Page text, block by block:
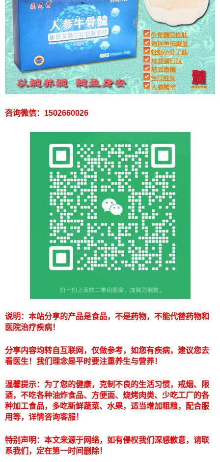
咨询微信：1502660026
说明：本站分享的产品是食品，不是药物，不能代替药物和
医院治疗疾病！
分享内容均转自互联网，仅做参考，如您有疾病，建议您去
看医生！我们理念是平时要注重养生与营养！
温馨提示：为了您的健康，克制不良的生活习惯，戒烟、限
酒，不吃各种油炸食品、方便面、烧烤肉类、少吃工厂的各
种加工食品，多吃新鲜蔬菜、水果，适当增加粗粮，配合服
用等，详情咨询客服！
特别声明：本文来源于网络，如有侵权我们深感歉意，请联
系我们，定在第一时间删除！